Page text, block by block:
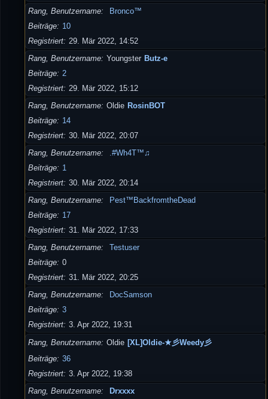
Rang, Benutzername
Bronco™
Beiträge
10
Registriert 29. Mär 2022, 14:52
Rang, Benutzername Youngster Butz-e
Beiträge 2
Registriert 29. Mär 2022, 15:12
Rang, Benutzername Oldie RosinBOT
Beiträge
14
Registriert 30. Mär 2022, 20:07
Rang, Benutzername
.#Wh4T™♫
Beiträge
1
Registriert 30. Mär 2022, 20:14
Rang, Benutzername
Pest™BackfromtheDead
Beiträge
17
Registriert 31. Mär 2022, 17:33
Rang, Benutzername
Testuser
Beiträge 0
Registriert 31. Mär 2022, 20:25
Rang, Benutzername
DocSamson
Beiträge 3
Registriert 3. Apr 2022, 19:31
Rang, Benutzername Oldie [XL]Oldie-★彡Weedy彡
Beiträge 36
Registriert 3. Apr 2022, 19:38
Rang, Benutzername
Drxxxx